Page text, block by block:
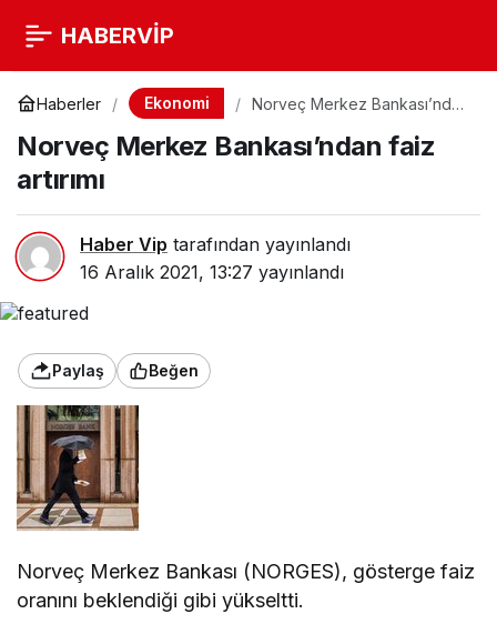
HABERVİP
Haberler Ekonomi
Norveç Merkez Bankası’ndan
Norveç Merkez Bankası’ndan faiz
artırımı
Haber Vip tarafından yayınlandı
16 Aralık 2021, 13:27 yayınlandı
Paylaş Beğen
Norveç Merkez Bankası (NORGES), gösterge faiz
oranını beklendiği gibi yükseltti.